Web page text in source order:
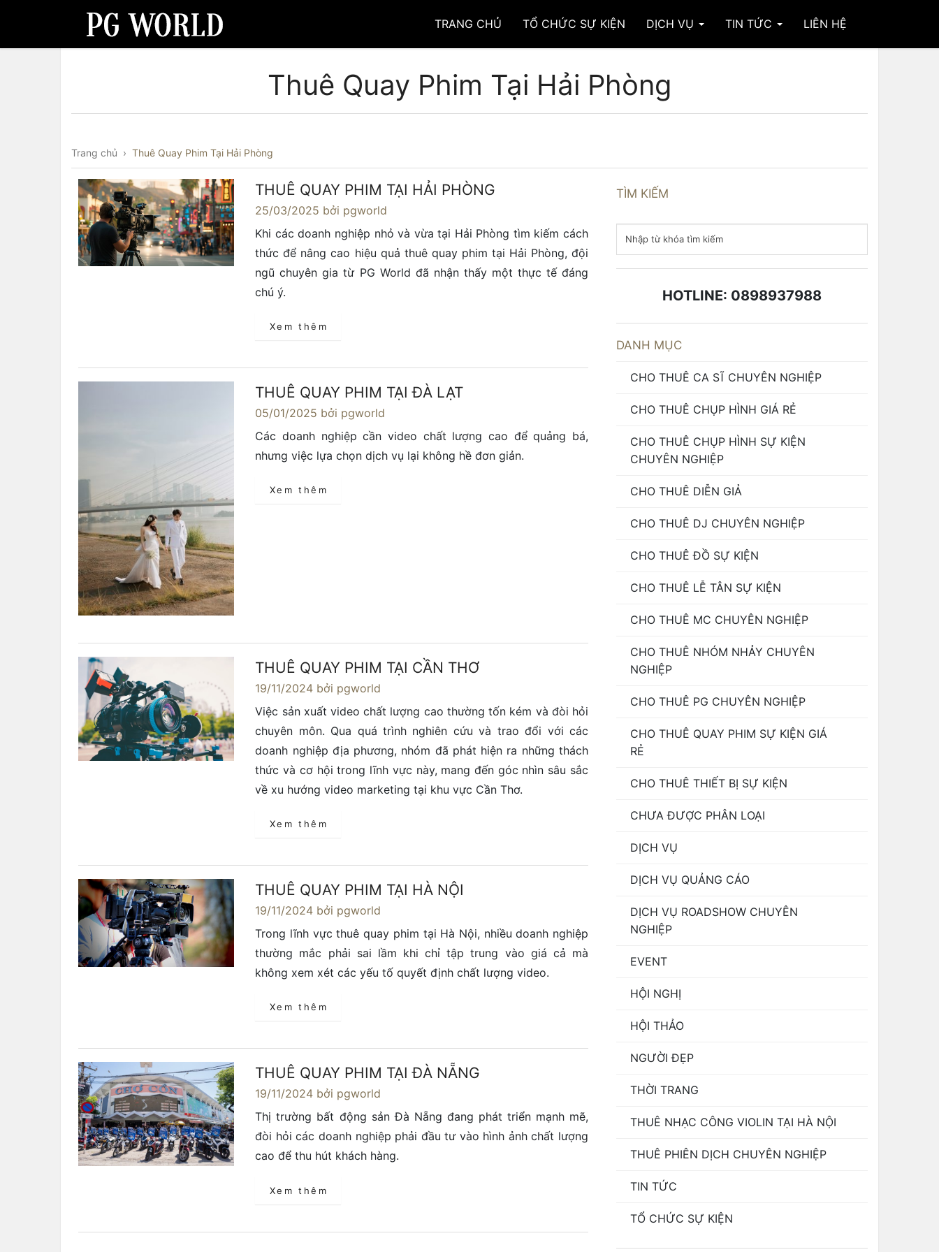
TRANG CHỦ TỔ CHỨC SỰ KIỆN DỊCH VỤ TIN TỨC LIÊN HỆ
Thuê Quay Phim Tại Hải Phòng
Trang chủ › Thuê Quay Phim Tại Hải Phòng
THUÊ QUAY PHIM TẠI HẢI PHÒNG
25/03/2025 bởi pgworld
Khi các doanh nghiệp nhỏ và vừa tại Hải Phòng tìm kiếm cách
thức để nâng cao hiệu quả thuê quay phim tại Hải Phòng, đội
ngũ chuyên gia từ PG World đã nhận thấy một thực tế đáng
chú ý.
Xem thêm
THUÊ QUAY PHIM TẠI ĐÀ LẠT
05/01/2025 bởi pgworld
Các doanh nghiệp cần video chất lượng cao để quảng bá,
nhưng việc lựa chọn dịch vụ lại không hề đơn giản.
Xem thêm
THUÊ QUAY PHIM TẠI CẦN THƠ
19/11/2024 bởi pgworld
Việc sản xuất video chất lượng cao thường tốn kém và đòi hỏi
chuyên môn. Qua quá trình nghiên cứu và trao đổi với các
doanh nghiệp địa phương, nhóm đã phát hiện ra những thách
thức và cơ hội trong lĩnh vực này, mang đến góc nhìn sâu sắc
về xu hướng video marketing tại khu vực Cần Thơ.
Xem thêm
THUÊ QUAY PHIM TẠI HÀ NỘI
19/11/2024 bởi pgworld
Trong lĩnh vực thuê quay phim tại Hà Nội, nhiều doanh nghiệp
thường mắc phải sai lầm khi chỉ tập trung vào giá cả mà
không xem xét các yếu tố quyết định chất lượng video.
Xem thêm
THUÊ QUAY PHIM TẠI ĐÀ NẴNG
19/11/2024 bởi pgworld
Thị trường bất động sản Đà Nẵng đang phát triển mạnh mẽ,
đòi hỏi các doanh nghiệp phải đầu tư vào hình ảnh chất lượng
cao để thu hút khách hàng.
Xem thêm
TÌM KIẾM
HOTLINE: 0898937988
DANH MỤC
CHO THUÊ CA SĨ CHUYÊN NGHIỆP
CHO THUÊ CHỤP HÌNH GIÁ RẺ
CHO THUÊ CHỤP HÌNH SỰ KIỆN
CHUYÊN NGHIỆP
CHO THUÊ DIỄN GIẢ
CHO THUÊ DJ CHUYÊN NGHIỆP
CHO THUÊ ĐỒ SỰ KIỆN
CHO THUÊ LỄ TÂN SỰ KIỆN
CHO THUÊ MC CHUYÊN NGHIỆP
CHO THUÊ NHÓM NHẢY CHUYÊN
NGHIỆP
CHO THUÊ PG CHUYÊN NGHIỆP
CHO THUÊ QUAY PHIM SỰ KIỆN GIÁ
RẺ
CHO THUÊ THIẾT BỊ SỰ KIỆN
CHƯA ĐƯỢC PHÂN LOẠI
DỊCH VỤ
DỊCH VỤ QUẢNG CÁO
DỊCH VỤ ROADSHOW CHUYÊN
NGHIỆP
EVENT
HỘI NGHỊ
HỘI THẢO
NGƯỜI ĐẸP
THỜI TRANG
THUÊ NHẠC CÔNG VIOLIN TẠI HÀ NỘI
THUÊ PHIÊN DỊCH CHUYÊN NGHIỆP
TIN TỨC
TỔ CHỨC SỰ KIỆN